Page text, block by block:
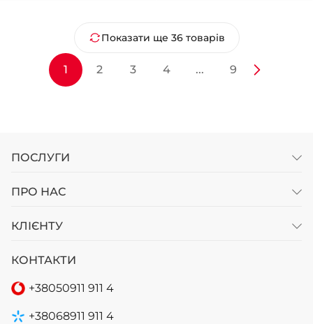
Показати ще 36 товарів
1 2 3 4 ... 9
ПОСЛУГИ
ПРО НАС
КЛІЄНТУ
КОНТАКТИ
+38050911 911 4
+38068911 911 4